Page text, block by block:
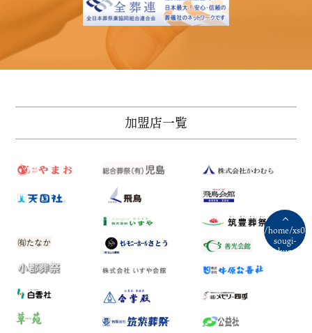
/home/
sougi-
tyokusou-
加盟店一覧